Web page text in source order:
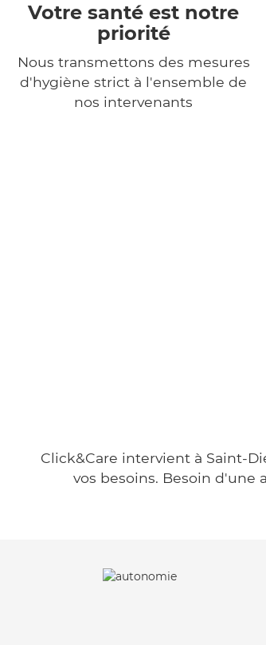
Votre santé est notre
priorité
Nous transmettons des mesures
d'hygiène strict à l'ensemble de
nos intervenants
Click&Care intervient à Saint-
vos besoins. Besoin d'une